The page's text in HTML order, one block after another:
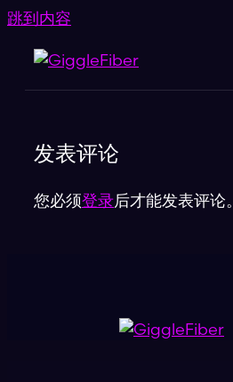
跳到内容
发表评论
您必须登录后才能发表评论。